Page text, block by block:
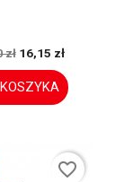
zł 16,15 zł
favorite_border